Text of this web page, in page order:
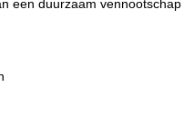
duurzaam